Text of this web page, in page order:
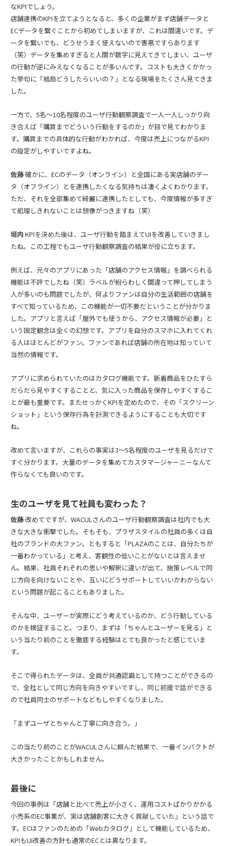
なKPIでしょう。
店舗連携のKPIを立てようとなると、多くの企業がまず店舗データと
ECデータを繋ぐことから初めてしまいますが、これは間違いです。デ
ータを繋いでも、どうせうまく使えないので害悪ですらあります
（笑）データを集めすぎると人間が数字に見えてきてしまい、ユーザ
の行動が逆にみえなくなることが多いんです。コストも大きくかかっ
た挙句に「結局どうしたらいいの？」となる現場をたくさん見てきま
した。
一方で、5名～10名程度のユーザ行動観察調査で一人一人しっかり向
き合えば「購買までどういう行動をするのか」が目で見てわかりま
す。購買までの具体的な行動がわかれば、今度は売上につながるKPI
の設定がしやすいですよね。
佐藤確かに、ECのデータ（オンライン）と全国にある実店舗のデー
タ（オフライン）とを連携したくなる気持ちは凄くよくわかります。
ただ、それを全部集めて綺麗に連携したとしても、今度情報が多すぎ
て処理しきれないことは想像がつきますね（笑）
垣内 KPIを決めた後は、ユーザ行動を踏まえてUIを改善していきまし
たね。この工程でもユーザ行動観察調査の結果が役に立ちます。
例えば、元々のアプリにあった「店舗のアクセス情報」を調べられる
機能は不評でしたね（笑）ラベルが紛らわしく間違って押してしまう
人が多いのも問題でしたが、何よりファンは自分の生活範囲の店舗を
すべて知っているため、この機能が一切不要だということが分かりま
した。アプリと言えば「屋外でも使うから、アクセス情報が必要」と
いう固定観念は全くの幻想です。アプリを自分のスマホに入れてくれ
る人はほとんどがファン。ファンであれば店舗の所在地は知っていて
当然の情報です。
アプリに求められていたのはカタログ機能です。新着商品をひたすら
だらだら見やすくすることと、気に入った商品を保存しやすくするこ
とが最も重要です。またせっかくKPIを定めたので、その「スクリーン
ショット」という保存行為を計測できるようにすることも大切です
ね。
改めて言いますが、これらの事実は3～5名程度のユーザを見るだけで
すぐ分かります。大量のデータを集めてカスタマージャーニーなんて
作らなくても良いのです。
生のユーザを見て社員も変わった？
佐藤改めてですが、WACULさんのユーザ行動観察調査は社内でも大
きな大きな衝撃でした。そもそも、プラザスタイルの社員の多くは自
社のブランドの大ファン。ともすると「PLAZAのことは、自分たちが
一番わかっている」と考え、客観性の低いことがないとは言えませ
ん。結果、社員それぞれの思いや解釈に違いが出て、施策レベルで同
じ方向を向けないことや、互いにどうサポートしていいかわからない
という問題が起こることもありました。
そんな中、ユーザーが実際にどう考えているのか、どう行動している
のかを検証すること。つまり、まずは「ちゃんとユーザーを見る」と
いう当たり前のことを徹底する経験はとても良かったと感じていま
す。
そこで得られたデータは、全員が共通認識として持つことができるの
で、全社として同じ方向を向きやすいですし、同じ前提で話ができる
ので社員同士のサポートなどもしやすくなりました。
「まずユーザとちゃんと丁寧に向き合う。」
この当たり前のことがWACULさんに頼んだ結果で、一番インパクトが
大きかったことかもしれません。
最後に
今回の事例は「店舗と比べて売上が小さく、運用コストばかりかかる
小売系のEC事業が、実は店舗創客に大きく貢献していた」という話で
す。ECはファンのための「Webカタログ」として機能しているため、
KPIもUI改善の方針も通常のECとは異なります。